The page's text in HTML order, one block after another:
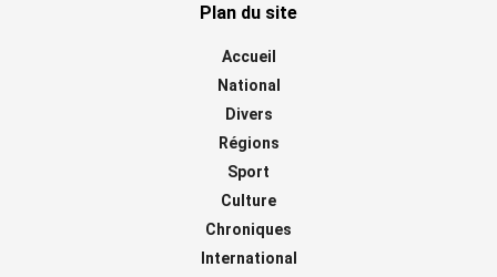
Plan du site
Accueil
National
Divers
Régions
Sport
Culture
Chroniques
International